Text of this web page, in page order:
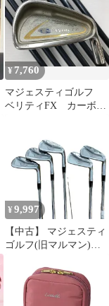
¥7,760
マジェスティゴルフ
ベリティFX カーボフ
セット 中古 ゴルフ
ドゥ！新大宮バイパス
浦和店【最短即日発
¥ 9,997
【中古】 マジェスティ
ゴルフ(旧マルマン)
MILLING CAVITY 6S
アイアンセット IR リシ
ャフト (フレックスそ